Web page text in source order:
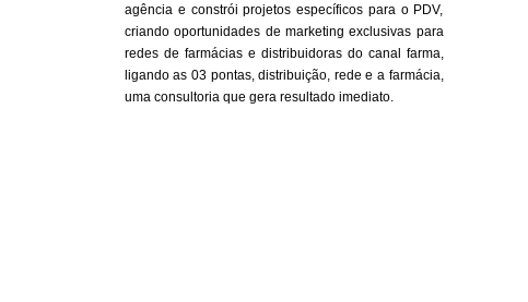
agência e constrói projetos específicos para o PDV,
criando oportunidades de marketing exclusivas para
redes de farmácias e distribuidoras do canal farma,
ligando as 03 pontas, distribuição, rede e a farmácia,
uma consultoria que gera resultado imediato.